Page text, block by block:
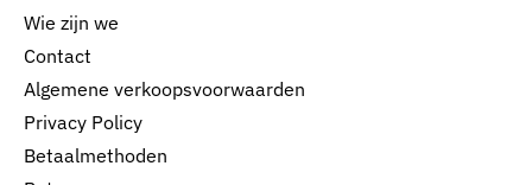
Wie zijn we
Contact
Algemene verkoopsvoorwaarden
Privacy Policy
Betaalmethoden